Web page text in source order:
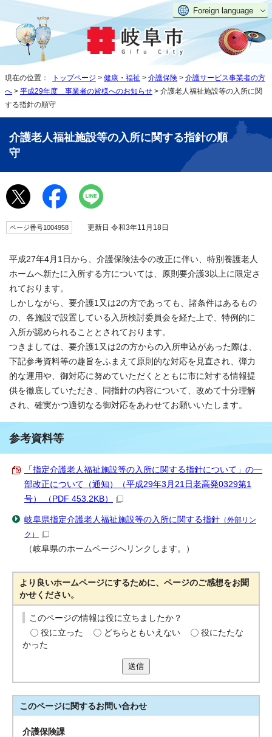
Foreign language
現在の位置： トップページ > 健康・福祉 > 介護保険 > 介護サービス事業者の方
へ > 平成29年度 事業者の皆様へのお知らせ > 介護老人福祉施設等の入所に関
する指針の順守
介護老人福祉施設等の入所に関する指針の順
守
ページ番号1004958 更新日 令和3年11月18日
平成27年4月1日から、介護保険法令の改正に伴い、特別養護老人
ホームへ新たに入所する方については、原則要介護3以上に限定さ
れております。
しかしながら、要介護1又は2の方であっても、諸条件はあるもの
の、各施設で設置している入所検討委員会を経た上で、特例的に
入所が認められることとされております。
つきましては、要介護1又は2の方からの入所申込があった際は、
下記参考資料等の趣旨をふまえて原則的な対応を見直され、弾力
的な運用や、御対応に努めていただくとともに市に対する情報提
供を徹底していただき、同指針の内容について、改めて十分理解
され、確実かつ適切なる御対応をあわせてお願いいたします。
参考資料等
「指定介護老人福祉施設等の入所に関する指針について」の一
部改正について（通知）（平成29年3月21日老高発0329第1
号） （PDF 453.2KB）
岐阜県指定介護老人福祉施設等の入所に関する指針 （外部リン
ク）
（岐阜県のホームページへリンクします。）
より良いホームページにするために、ページのご感想をお聞
かせください。
このページの情報は役に立ちましたか？
役に立った
どちらともいえない
役にたたな
かった
送信
このページに関するお問い合わせ
介護保険課